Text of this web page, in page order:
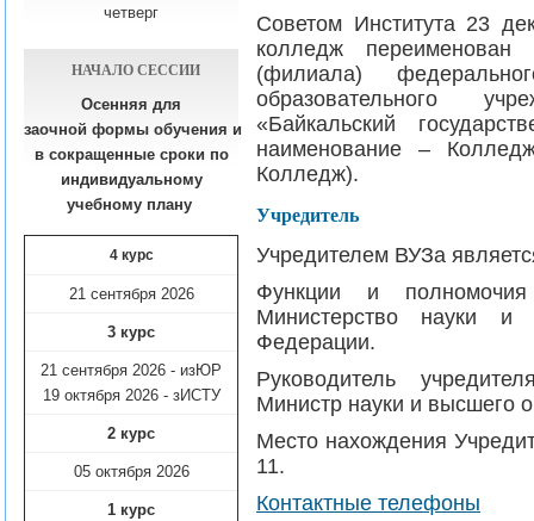
четверг
НАЧАЛО СЕССИИ
Осенняя для
заочной формы обучения и
в сокращенные сроки по
индивидуальному
учебному плану​
4 курс
21 сентября 2026
3 курс
21 сентября 2026 - изЮР
19 октября 2026 - зИСТУ
2 курс
05 октября 2026
1 курс
Советом Института 23
колледж переименован
(филиала)
образовательного
«Байкальский
наименование –
Колледж).
Учредитель
Учредителем ВУЗа
Функции и
Министерство науки и
Федерации.
Руководитель
Министр науки и высшего
Место нахождения
11.
Контактные телефоны